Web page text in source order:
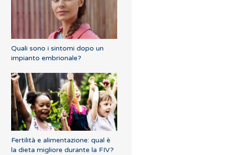
Quali sono i sintomi dopo un
impianto embrionale?
Fertilità e alimentazione: qual è
la dieta migliore durante la FIV?